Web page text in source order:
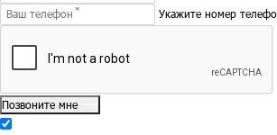
Укажите номер
Позвоните мне